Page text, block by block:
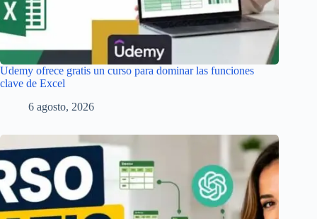
Udemy ofrece gratis un curso para dominar las funciones
clave de Excel
6 agosto, 2026